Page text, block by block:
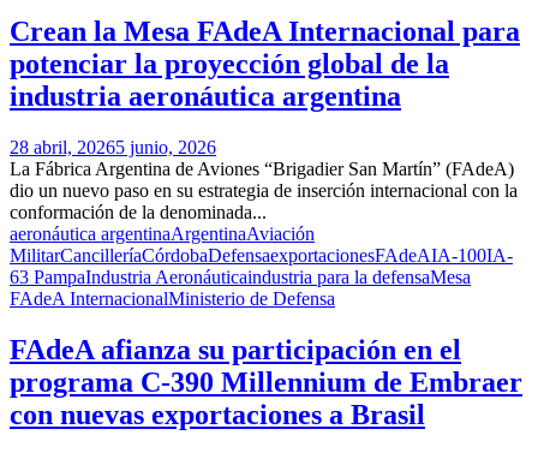
Crean la Mesa FAdeA Internacional para
potenciar la proyección global de la
industria aeronáutica argentina
28 abril, 20265 junio, 2026
La Fábrica Argentina de Aviones “Brigadier San Martín” (FAdeA)
dio un nuevo paso en su estrategia de inserción internacional con la
conformación de la denominada...
aeronáutica argentinaArgentinaAviación
MilitarCancilleríaCórdobaDefensaexportacionesFAdeAIA-100IA-
63 PampaIndustria Aeronáuticaindustria para la defensaMesa
FAdeA InternacionalMinisterio de Defensa
FAdeA afianza su participación en el
programa C-390 Millennium de Embraer
con nuevas exportaciones a Brasil